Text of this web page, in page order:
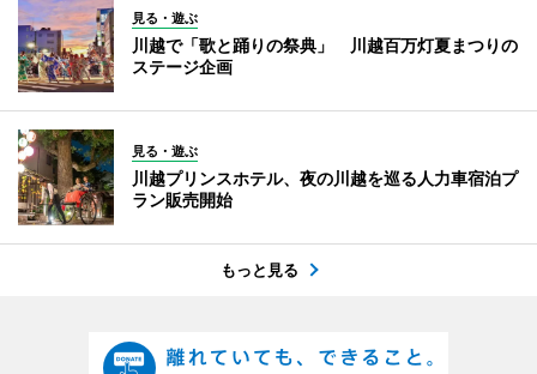
見る・遊ぶ
川越で「歌と踊りの祭典」 川越百万灯夏まつりの
ステージ企画
見る・遊ぶ
川越プリンスホテル、夜の川越を巡る人力車宿泊プ
ラン販売開始
もっと見る